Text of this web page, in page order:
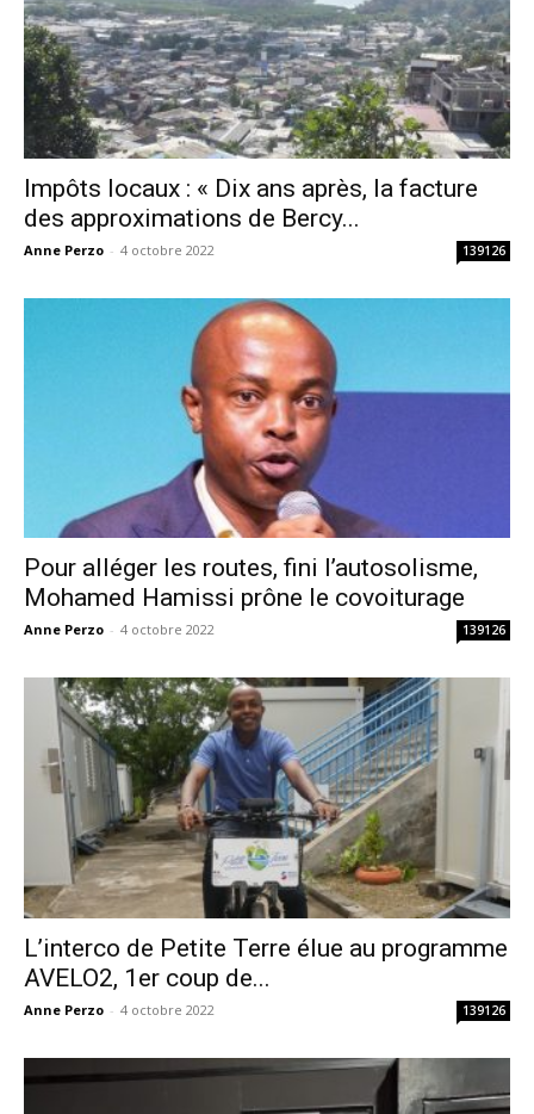
Impôts locaux : « Dix ans après, la facture
des approximations de Bercy...
Anne Perzo - 4 octobre 2022 139126
Pour alléger les routes, fini l’autosolisme,
Mohamed Hamissi prône le covoiturage
Anne Perzo - 4 octobre 2022 139126
L’interco de Petite Terre élue au programme
AVELO2, 1er coup de...
Anne Perzo - 4 octobre 2022 139126